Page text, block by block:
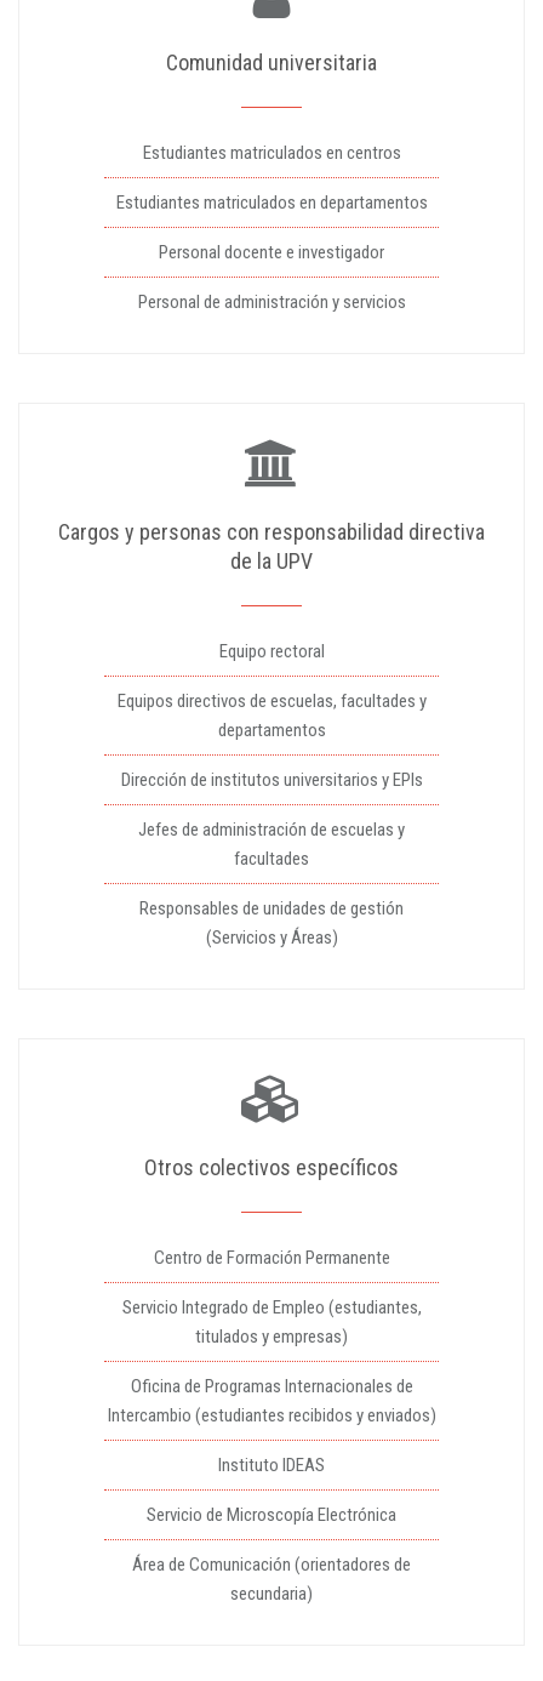
Comunidad universitaria
Estudiantes matriculados en centros
Estudiantes matriculados en departamentos
Personal docente e investigador
Personal de administración y servicios
Cargos y personas con responsabilidad directiva
de la UPV
Equipo rectoral
Equipos directivos de escuelas, facultades y
departamentos
Dirección de institutos universitarios y EPIs
Jefes de administración de escuelas y
facultades
Responsables de unidades de gestión
(Servicios y Áreas)
Otros colectivos específicos
Centro de Formación Permanente
Servicio Integrado de Empleo (estudiantes,
titulados y empresas)
Oficina de Programas Internacionales de
Intercambio (estudiantes recibidos y enviados)
Instituto IDEAS
Servicio de Microscopía Electrónica
Área de Comunicación (orientadores de
secundaria)